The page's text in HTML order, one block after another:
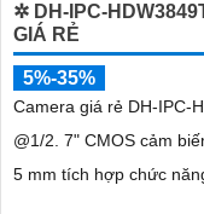
✲ DH-IPC-
GIÁ RẺ
5%-35%
Camera giá rẻ DH-IPC-
@1/2. 7" CMOS cảm
5 mm tích hợp chức